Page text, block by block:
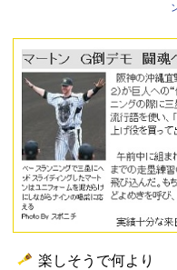
楽しそうで何より